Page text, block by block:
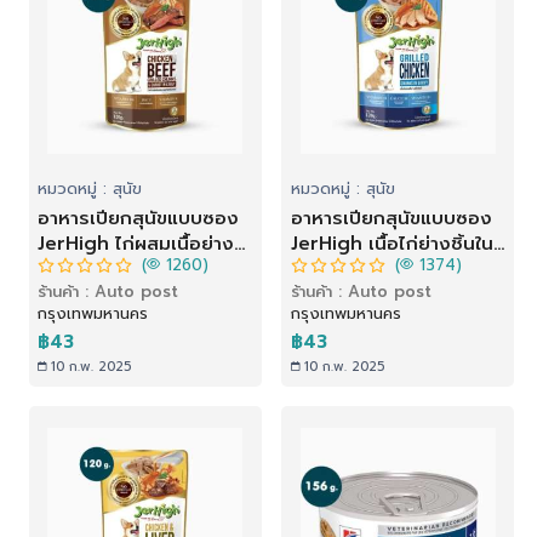
หมวดหมู่ : สุนัข
อาหารเปียกสุนัขแบบซอง
JerHigh ไก่ผสมเนื้อย่าง
และแครอทในเกรวี่ (120
g)
( 1260)
ร้านค้า : Auto post
กรุงเทพมหานคร
฿43
10 ก.พ. 2025
หมวดหมู่ : สุนัข
อาหารเปียกสุนัขแบบซอง
JerHigh เนื้อไก่ย่างชิ้นใน
น้ำเกรวี่ (120 g)
( 1374)
ร้านค้า : Auto post
กรุงเทพมหานคร
฿43
10 ก.พ. 2025